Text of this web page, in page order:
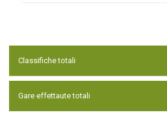
Classifiche totali
NESSUN RISULTATO TROVATO
Gare effettaute totali